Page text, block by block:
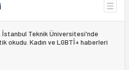
Teknik Üniversitesi'nde
okudu. Kadın ve LGBTİ+ haberleri